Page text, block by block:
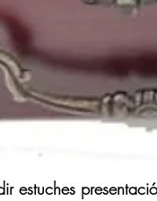
estuches